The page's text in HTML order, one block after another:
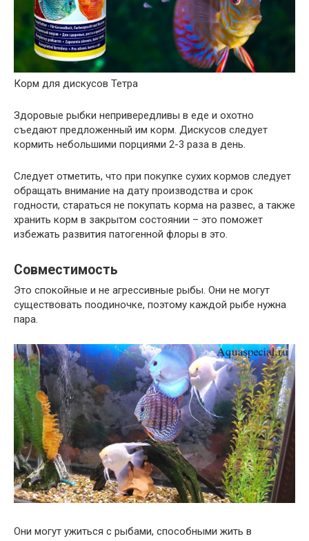
Корм для дискусов Тетра
Здоровые рыбки непривередливы в еде и охотно
съедают предложенный им корм. Дискусов следует
кормить небольшими порциями 2-3 раза в день.
Следует отметить, что при покупке сухих кормов следует
обращать внимание на дату производства и срок
годности, стараться не покупать корма на развес, а также
хранить корм в закрытом состоянии – это поможет
избежать развития патогенной флоры в это.
Совместимость
Это спокойные и не агрессивные рыбы. Они не могут
существовать поодиночке, поэтому каждой рыбе нужна
пара.
Они могут ужиться с рыбами, способными жить в